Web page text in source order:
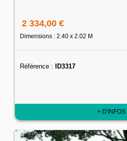
2 334,00 €
Dimensions : 2.40 x 2.02 M
Référence : ID3317
+ D'INFOS